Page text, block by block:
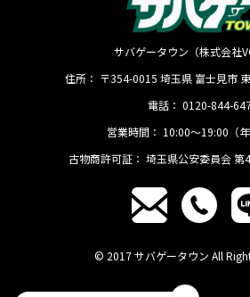
サバゲータウン（株式会社
住所： 〒354-0015 埼玉県 富士見市
電話： 0120-844-
営業時間： 10:00〜19:00（年
古物商許可証： 埼玉県公安委員会
© 2017 サバゲータウン All